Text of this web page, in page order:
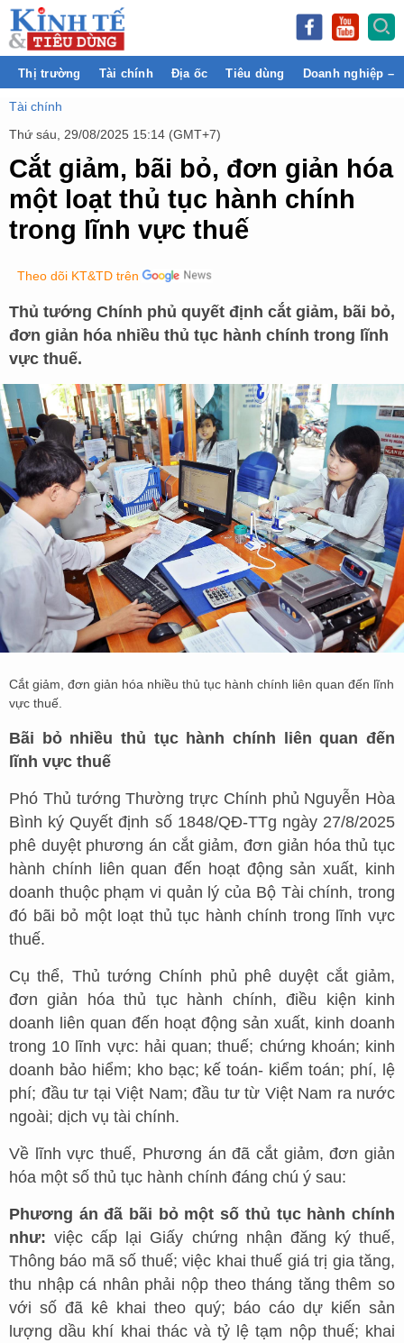
Thị trường Tài chính Địa ốc Tiêu dùng Doanh nghiệp –
Tài chính
Thứ sáu, 29/08/2025 15:14 (GMT+7)
Cắt giảm, bãi bỏ, đơn giản hóa
một loạt thủ tục hành chính
trong lĩnh vực thuế
Theo dõi KT&TD trên
Thủ tướng Chính phủ quyết định cắt giảm, bãi bỏ,
đơn giản hóa nhiều thủ tục hành chính trong lĩnh
vực thuế.
Cắt giảm, đơn giản hóa nhiều thủ tục hành chính liên quan đến lĩnh
vực thuế.
Bãi bỏ nhiều thủ tục hành chính liên quan đến
lĩnh vực thuế
Phó Thủ tướng Thường trực Chính phủ Nguyễn Hòa
Bình ký Quyết định số 1848/QĐ-TTg ngày 27/8/2025
phê duyệt phương án cắt giảm, đơn giản hóa thủ tục
hành chính liên quan đến hoạt động sản xuất, kinh
doanh thuộc phạm vi quản lý của Bộ Tài chính, trong
đó bãi bỏ một loạt thủ tục hành chính trong lĩnh vực
thuế.
Cụ thể, Thủ tướng Chính phủ phê duyệt cắt giảm,
đơn giản hóa thủ tục hành chính, điều kiện kinh
doanh liên quan đến hoạt động sản xuất, kinh doanh
trong 10 lĩnh vực: hải quan; thuế; chứng khoán; kinh
doanh bảo hiểm; kho bạc; kế toán- kiểm toán; phí, lệ
phí; đầu tư tại Việt Nam; đầu tư từ Việt Nam ra nước
ngoài; dịch vụ tài chính.
Về lĩnh vực thuế, Phương án đã cắt giảm, đơn giản
hóa một số thủ tục hành chính đáng chú ý sau:
Phương án đã bãi bỏ một số thủ tục hành chính
như:việc cấp lại Giấy chứng nhận đăng ký thuế,
Thông báo mã số thuế; việc khai thuế giá trị gia tăng,
thu nhập cá nhân phải nộp theo tháng tăng thêm so
với số đã kê khai theo quý; báo cáo dự kiến sản
lượng dầu khí khai thác và tỷ lệ tạm nộp thuế; khai